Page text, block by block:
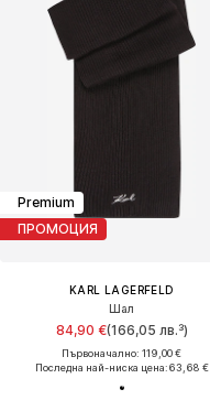
Premium
ПРОМОЦИЯ
KARL LAGERFELD
Шал
84,90 €(166,05 лв.³)
Първоначално: 119,00 €
Последна най-ниска цена:63,68 €